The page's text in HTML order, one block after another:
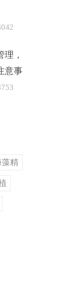
理，
意事
藻精